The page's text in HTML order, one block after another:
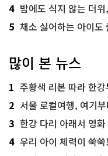
4 밤에도 식지 않는 더
5 채소 싫어하는 아이도 즐
많이 본 뉴스
1 주황색 리본 따라 한강부터
2 서울 로컬여행, 여기
3 한강 다리 아래서 영
4 우리 아이 체력이 쑥